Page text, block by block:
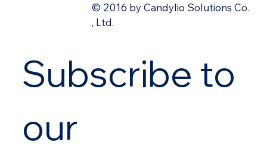
Subscribe to
our
© 2016 by Candylio Solutions Co.
, Ltd.